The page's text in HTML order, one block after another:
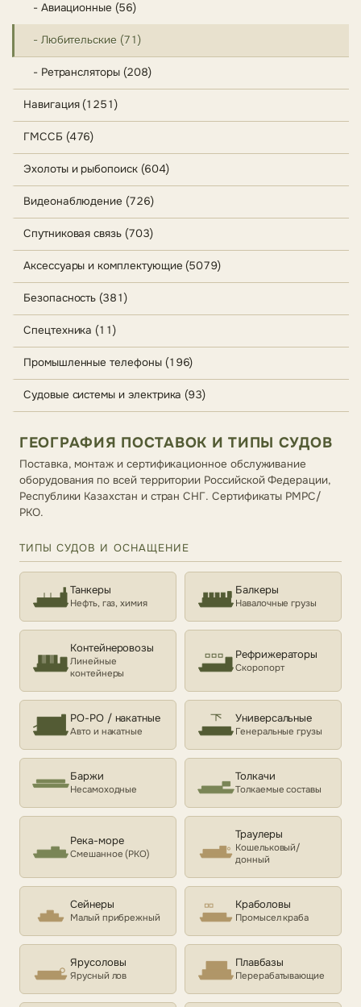
- Авиационные (56)
- Любительские (71)
- Ретрансляторы (208)
Навигация (1251)
ГМССБ (476)
Эхолоты и рыбопоиск (604)
Видеонаблюдение (726)
Спутниковая связь (703)
Аксессуары и комплектующие (5079)
Безопасность (381)
Спецтехника (11)
Промышленные телефоны (196)
Судовые системы и электрика (93)
ГЕОГРАФИЯ ПОСТАВОК И ТИПЫ СУДОВ
Поставка, монтаж и сертификационное обслуживание
оборудования по всей территории Российской Федерации,
Республики Казахстан и стран СНГ. Сертификаты РМРС/
РКО.
ТИПЫ СУДОВ И ОСНАЩЕНИЕ
Танкеры
Нефть, газ, химия
Балкеры
Навалочные грузы
Контейнеровозы
Линейные
контейнеры
Рефрижераторы
Скоропорт
РО-РО / накатные
Авто и накатные
Универсальные
Генеральные грузы
Баржи
Несамоходные
Толкачи
Толкаемые составы
Река-море
Смешанное (РКО)
Траулеры
Кошельковый/
донный
Сейнеры
Малый прибрежный
Краболовы
Промысел краба
Ярусоловы
Ярусный лов
Плавбазы
Перерабатывающие